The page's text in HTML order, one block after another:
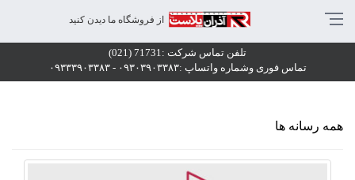
طراحی استخر
تلفن تماس شرکت :71731 (021)
تماس فوری وشماره واتساپ :۰۹۳۰۳۹۰۳۳۸۳ - ۰۹۳۳۳۹۰۳۳۸۳
از فروشگاه ما دیدن کنید
همه رسانه ها